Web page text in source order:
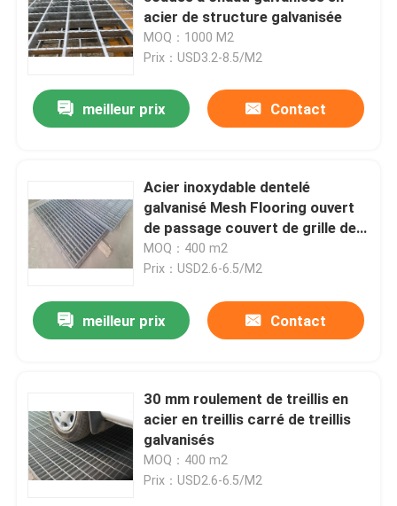
acier de structure galvanisée
MOQ：1000 M2
Prix：USD3.2-8.5/M2
meilleur prix Contact
Acier inoxydable dentelé
galvanisé Mesh Flooring ouvert
de passage couvert de grille de
sécurité
MOQ：400 m2
Prix：USD2.6-6.5/M2
meilleur prix Contact
30 mm roulement de treillis en
acier en treillis carré de treillis
galvanisés
MOQ：400 m2
Prix：USD2.6-6.5/M2